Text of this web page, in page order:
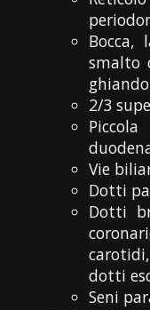
Bocca,
smalto
2/3
Vie
Dotti
Dotti
dotti
Seni